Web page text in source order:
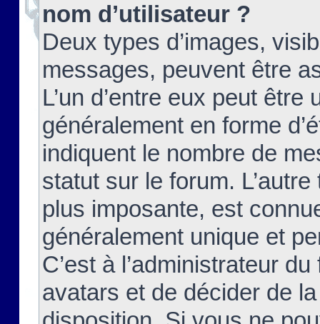
nom d’utilisateur ?
Deux types d’images,
messages, peuvent être
L’un d’entre eux peut
généralement en forme
indiquent le nombre de
statut sur le forum.
plus imposante, est
généralement unique et
C’est à l’administrateur
avatars et de décider de